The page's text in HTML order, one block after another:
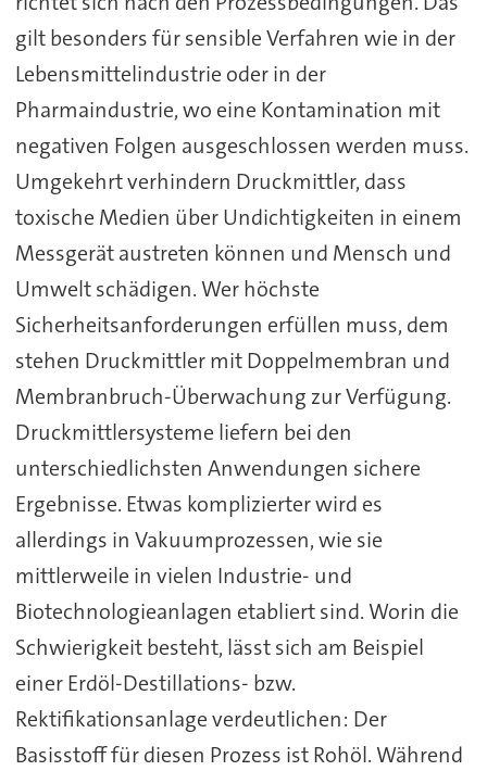
gilt besonders für sensible Verfahren wie in der
Lebensmittelindustrie oder in der
Pharmaindustrie, wo eine Kontamination mit
negativen Folgen ausgeschlossen werden muss.
Umgekehrt verhindern Druckmittler, dass
toxische Medien über Undichtigkeiten in einem
Messgerät austreten können und Mensch und
Umwelt schädigen. Wer höchste
Sicherheitsanforderungen erfüllen muss, dem
stehen Druckmittler mit Doppelmembran und
Membranbruch-Überwachung zur Verfügung.
Druckmittlersysteme liefern bei den
unterschiedlichsten Anwendungen sichere
Ergebnisse. Etwas komplizierter wird es
allerdings in Vakuumprozessen, wie sie
mittlerweile in vielen Industrie- und
Biotechnologieanlagen etabliert sind. Worin die
Schwierigkeit besteht, lässt sich am Beispiel
einer Erdöl-Destillations- bzw.
Rektifikationsanlage verdeutlichen: Der
Basisstoff für diesen Prozess ist Rohöl. Während